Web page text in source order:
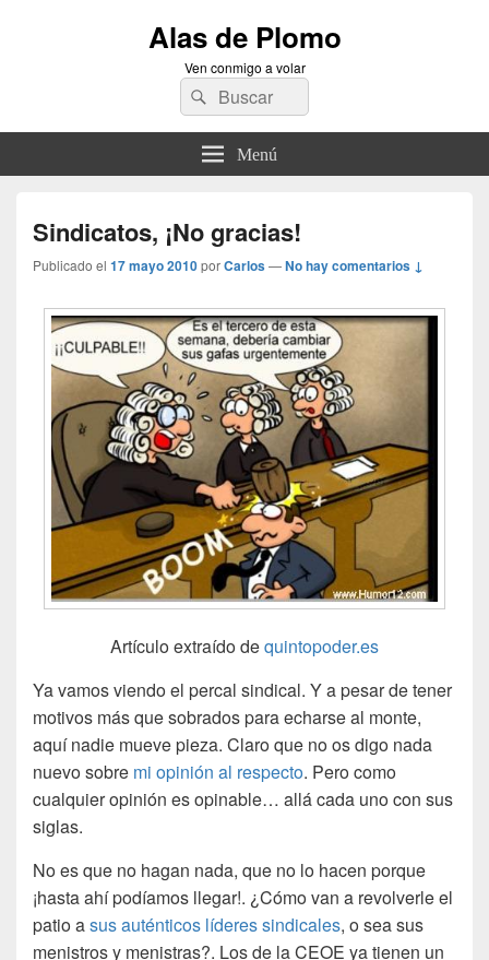
Alas de Plomo
Ven conmigo a volar
Buscar
por:
Buscar
Menú
Sindicatos, ¡No gracias!
Publicado el 17 mayo 2010porCarlos—No hay comentarios ↓
Artículo extraído dequintopoder.es
Ya vamos viendo el percal sindical. Y a pesar de tener
motivos más que sobrados para echarse al monte,
aquí nadie mueve pieza. Claro que no os digo nada
nuevo sobre mi opinión al respecto. Pero como
cualquier opinión es opinable… allá cada uno con sus
siglas.
No es que no hagan nada, que no lo hacen porque
¡hasta ahí podíamos llegar!. ¿Cómo van a revolverle el
patio asus auténticos líderes sindicales, o sea sus
menistros y menistras?. Los de la CEOE ya tienen un